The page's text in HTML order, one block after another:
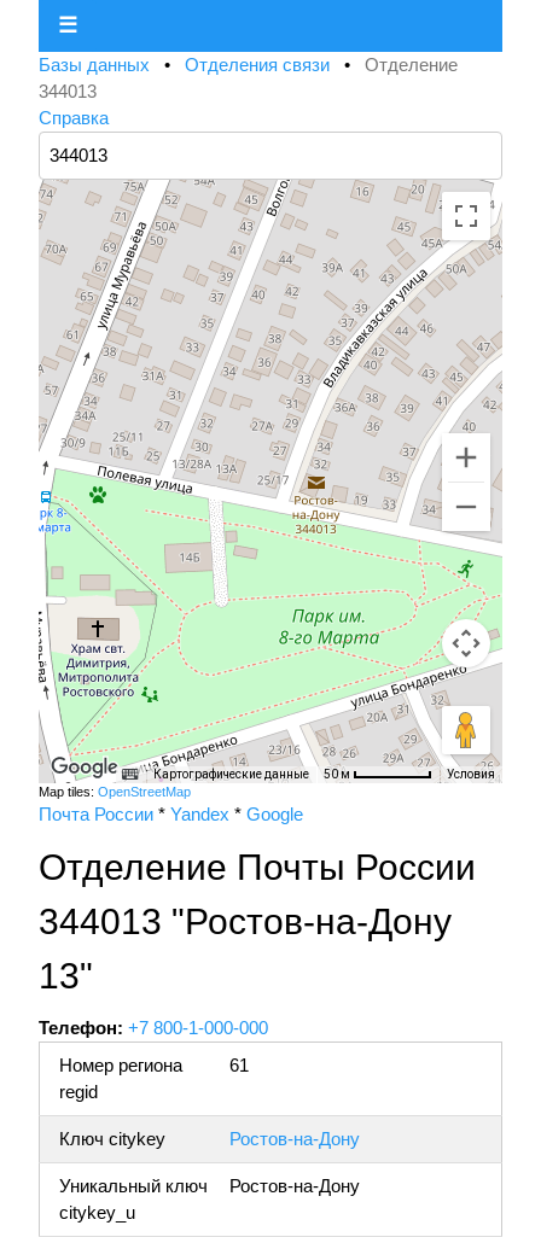
☰
Базы данных • Отделения связи • Отделение
344013
Справка
Картографические данные 50 м Условия
Map tiles: OpenStreetMap
Почта России * Yandex * Google
Отделение Почты России
344013 "Ростов-на-Дону
13"
Телефон: +7 800-1-000-000
Номер региона
regid
61
Ключ citykey Ростов-на-Дону
Уникальный ключ
citykey_u
Ростов-на-Дону